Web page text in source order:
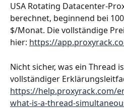
USA Rotating Datacenter-
berechnet, beginnend bei
$/Monat. Die vollständige
hier: https://
Nicht sicher, was ein Thread
vollständiger
https://help.proxyrack.com/
what-is-a-thread-